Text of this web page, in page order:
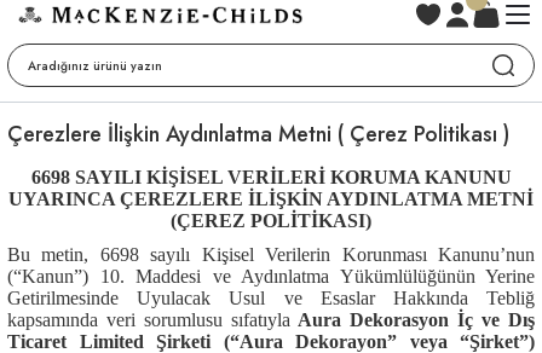
Çerezlere İlişkin Aydınlatma Metni ( Çerez Politikası )
6698 SAYILI KİŞİSEL VERİLERİ KORUMA KANUNU
UYARINCA ÇEREZLERE İLİŞKİN AYDINLATMA METNİ
(ÇEREZ POLİTİKASI)
Bu metin, 6698 sayılı Kişisel Verilerin Korunması Kanunu’nun
(“Kanun”) 10. Maddesi ve Aydınlatma Yükümlülüğünün Yerine
Getirilmesinde Uyulacak Usul ve Esaslar Hakkında Tebliğ
kapsamında veri sorumlusu sıfatıyla Aura Dekorasyon İç ve Dış
Ticaret Limited Şirketi (“Aura Dekorayon” veya “Şirket”)